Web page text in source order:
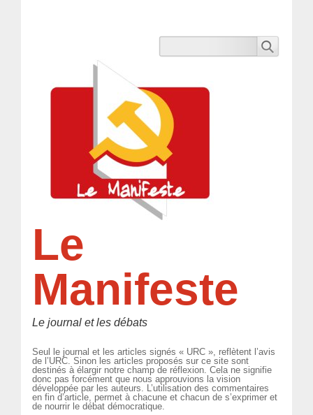
Le
Manifeste
Le journal et les débats
Seul le journal et les articles signés « URC », reflètent l’avis
de l’URC. Sinon les articles proposés sur ce site sont
destinés à élargir notre champ de réflexion. Cela ne signifie
donc pas forcément que nous approuvions la vision
développée par les auteurs. L’utilisation des commentaires
en fin d’article, permet à chacune et chacun de s’exprimer et
de nourrir le débat démocratique.